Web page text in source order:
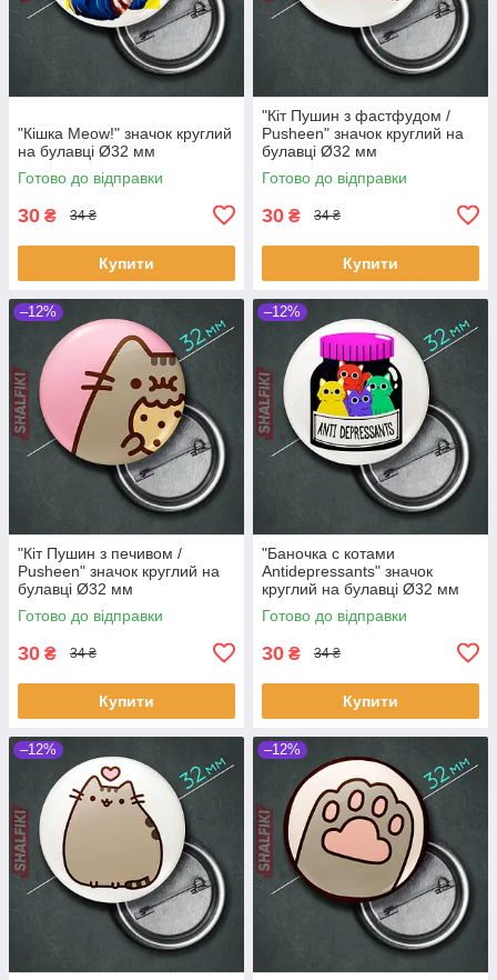
"Кішка Meow!" значок круглий
на булавці Ø32 мм
Готово до відправки
30 ₴ 34 ₴
Купити
"Кіт Пушин з фастфудом /
Pusheen" значок круглий на
булавці Ø32 мм
Готово до відправки
30 ₴ 34 ₴
Купити
–12%
"Кіт Пушин з печивом /
Pusheen" значок круглий на
булавці Ø32 мм
Готово до відправки
30 ₴ 34 ₴
Купити
–12%
"Баночка с котами
Antidepressants" значок
круглий на булавці Ø32 мм
Готово до відправки
30 ₴ 34 ₴
Купити
–12% –12%